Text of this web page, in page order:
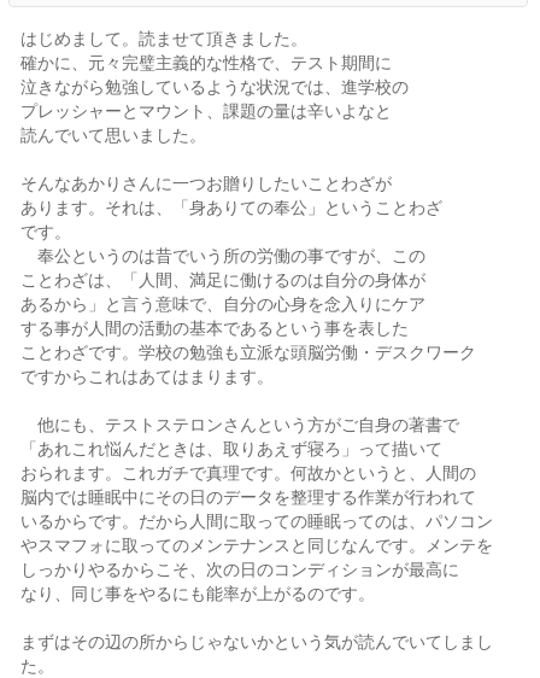
はじめまして。読ませて頂きました。
確かに、元々完璧主義的な性格で、テスト期間に
泣きながら勉強しているような状況では、進学校の
プレッシャーとマウント、課題の量は辛いよなと
読んでいて思いました。
そんなあかりさんに一つお贈りしたいことわざが
あります。それは、「身ありての奉公」ということわざ
です。
奉公というのは昔でいう所の労働の事ですが、この
ことわざは、「人間、満足に働けるのは自分の身体が
あるから」と言う意味で、自分の心身を念入りにケア
する事が人間の活動の基本であるという事を表した
ことわざです。学校の勉強も立派な頭脳労働・デスクワーク
ですからこれはあてはまります。
他にも、テストステロンさんという方がご自身の著書で
「あれこれ悩んだときは、取りあえず寝ろ」って描いて
おられます。これガチで真理です。何故かというと、人間の
脳内では睡眠中にその日のデータを整理する作業が行われて
いるからです。だから人間に取っての睡眠ってのは、パソコン
やスマフォに取ってのメンテナンスと同じなんです。メンテを
しっかりやるからこそ、次の日のコンディションが最高に
なり、同じ事をやるにも能率が上がるのです。
まずはその辺の所からじゃないかという気が読んでいてしまし
た。